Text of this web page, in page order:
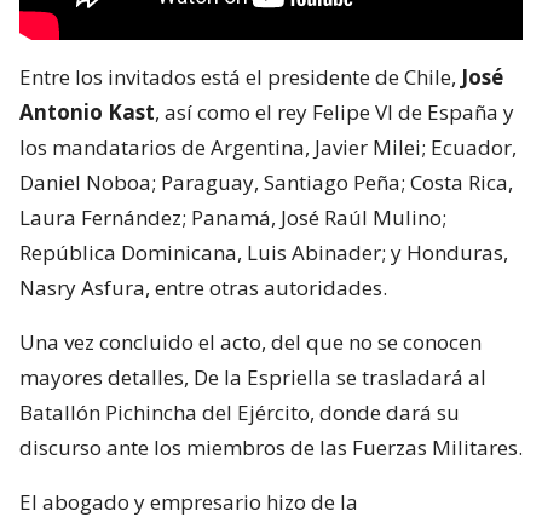
Entre los invitados está el presidente de Chile, José
Antonio Kast, así como el rey Felipe VI de España y
los mandatarios de Argentina, Javier Milei; Ecuador,
Daniel Noboa; Paraguay, Santiago Peña; Costa Rica,
Laura Fernández; Panamá, José Raúl Mulino;
República Dominicana, Luis Abinader; y Honduras,
Nasry Asfura, entre otras autoridades.
Una vez concluido el acto, del que no se conocen
mayores detalles, De la Espriella se trasladará al
Batallón Pichincha del Ejército, donde dará su
discurso ante los miembros de las Fuerzas Militares.
El abogado y empresario hizo de la